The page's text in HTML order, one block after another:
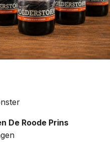
De Roode Prins